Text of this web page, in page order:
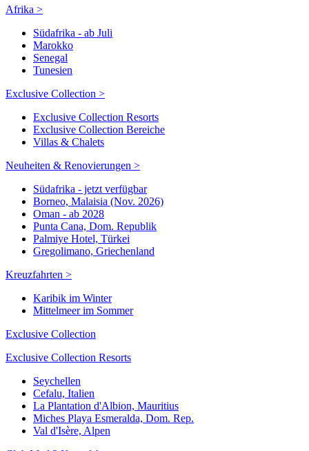
Afrika >
Südafrika - ab Juli
Marokko
Senegal
Tunesien
Exclusive Collection >
Exclusive Collection Resorts
Exclusive Collection Bereiche
Villas & Chalets
Neuheiten & Renovierungen >
Südafrika - jetzt verfügbar
Borneo, Malaisia (Nov. 2026)
Oman - ab 2028
Punta Cana, Dom. Republik
Palmiye Hotel, Türkei
Gregolimano, Griechenland
Kreuzfahrten >
Karibik im Winter
Mittelmeer im Sommer
Exclusive Collection
Exclusive Collection Resorts
Seychellen
Cefalu, Italien
La Plantation d'Albion, Mauritius
Miches Playa Esmeralda, Dom. Rep.
Val d'Isère, Alpen